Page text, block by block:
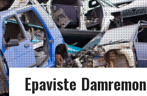
Epaviste